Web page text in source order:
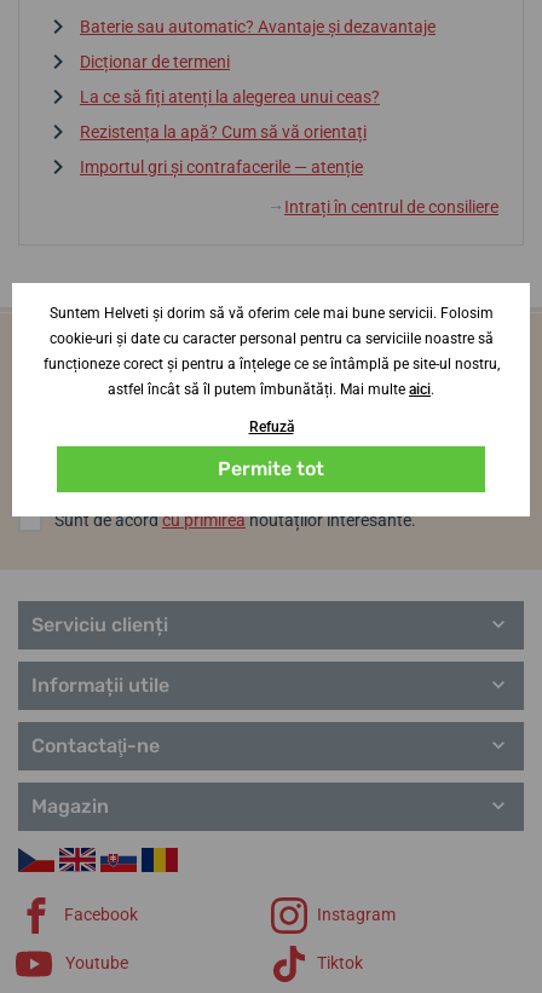
Baterie sau automatic? Avantaje și dezavantaje
Dicționar de termeni
La ce să fiți atenți la alegerea unui ceas?
Rezistența la apă? Cum să vă orientați
Importul gri și contrafacerile — atenție
↓ Intrați în centrul de consiliere
Vei fi primul care află noutăți din lumea
ceasurilor
O dată pe lună, direct pe adresa ta de e-mail
Sunt de acordcu primireanoutăților interesante.
Serviciu clienți
Informații utile
Contactaţi-ne
Magazin
Facebook Instagram
Youtube Tiktok
Suntem Helveti și dorim să vă oferim cele mai bune servicii. Folosim
cookie-uri și date cu caracter personal pentru ca serviciile noastre să
funcționeze corect și pentru a înțelege ce se întâmplă pe site-ul nostru,
astfel încât să îl putem îmbunătăți. Mai multe aici.
Refuză
Permite tot